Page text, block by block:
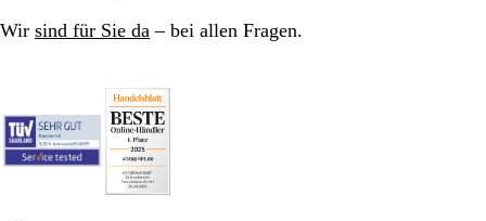
Wir sind für Sie da – bei allen Fragen.